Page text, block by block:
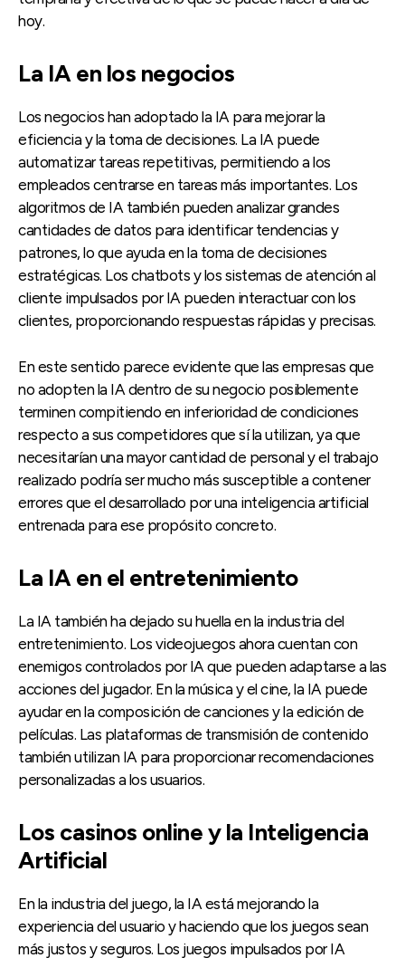
hoy.
La IA en los negocios
Los negocios han adoptado la IA para mejorar la
eficiencia y la toma de decisiones. La IA puede
automatizar tareas repetitivas, permitiendo a los
empleados centrarse en tareas más importantes. Los
algoritmos de IA también pueden analizar grandes
cantidades de datos para identificar tendencias y
patrones, lo que ayuda en la toma de decisiones
estratégicas. Los chatbots y los sistemas de atención al
cliente impulsados por IA pueden interactuar con los
clientes, proporcionando respuestas rápidas y precisas.
En este sentido parece evidente que las empresas que
no adopten la IA dentro de su negocio posiblemente
terminen compitiendo en inferioridad de condiciones
respecto a sus competidores que sí la utilizan, ya que
necesitarían una mayor cantidad de personal y el trabajo
realizado podría ser mucho más susceptible a contener
errores que el desarrollado por una inteligencia artificial
entrenada para ese propósito concreto.
La IA en el entretenimiento
La IA también ha dejado su huella en la industria del
entretenimiento. Los videojuegos ahora cuentan con
enemigos controlados por IA que pueden adaptarse a las
acciones del jugador. En la música y el cine, la IA puede
ayudar en la composición de canciones y la edición de
películas. Las plataformas de transmisión de contenido
también utilizan IA para proporcionar recomendaciones
personalizadas a los usuarios.
Los casinos online y la Inteligencia
Artificial
En la industria del juego, la IA está mejorando la
experiencia del usuario y haciendo que los juegos sean
más justos y seguros. Los juegos impulsados por IA